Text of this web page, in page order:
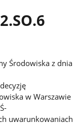
Środowiska z dnia
w Warszawie
uwarunkowaniach